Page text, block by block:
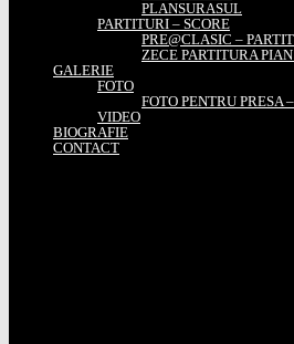
PLANSURASUL
PARTITURI – SCORE
PRE@CLASIC –
ZECE PARTITURA
GALERIE
FOTO
FOTO PENTRU PRESA
VIDEO
BIOGRAFIE
CONTACT